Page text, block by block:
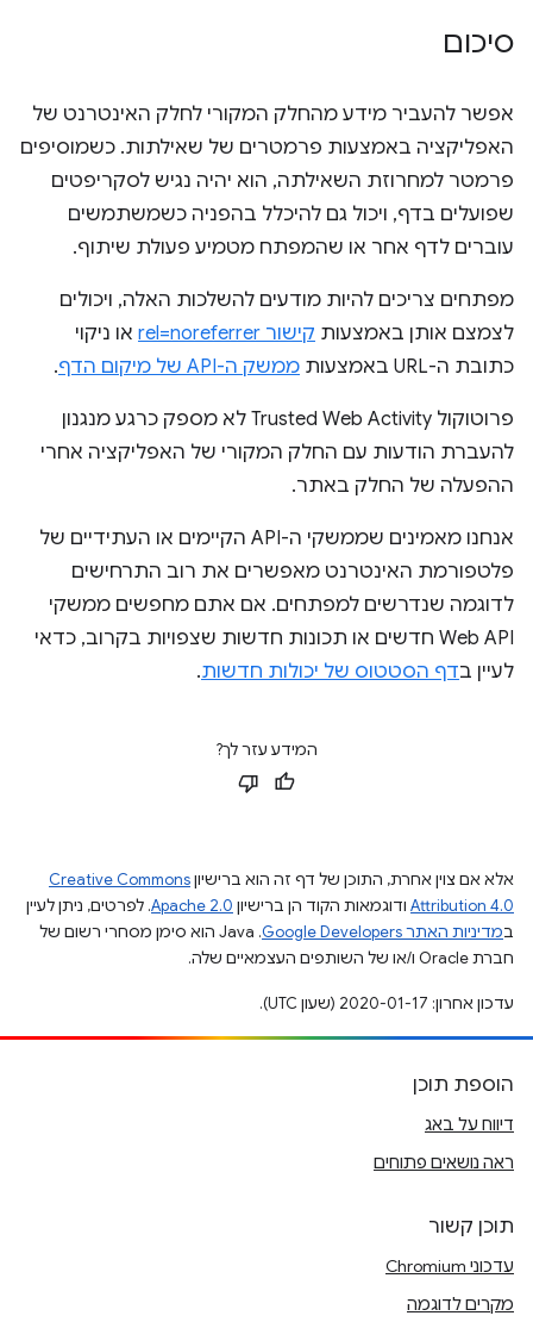
סיכום
אפשר להעביר מידע מהחלק המקורי לחלק האינטרנט של
האפליקציה באמצעות פרמטרים של שאילתות. כשמוסיפים
פרמטר למחרוזת השאילתה, הוא יהיה נגיש לסקריפטים
שפועלים בדף, ויכול גם להיכלל בהפניה כשמשתמשים
עוברים לדף אחר או שהמפתח מטמיע פעולת שיתוף.
מפתחים צריכים להיות מודעים להשלכות האלה, ויכולים
לצמצם אותן באמצעות קישור rel=noreferrer
או ניקוי
כתובת ה-URL באמצעות
ממשק ה-API של מיקום הדף .
פרוטוקול Trusted Web Activity לא מספק כרגע מנגנון
להעברת הודעות עם החלק המקורי של האפליקציה אחרי
ההפעלה של החלק באתר.
אנחנו מאמינים שממשקי ה-API הקיימים או העתידיים של
פלטפורמת האינטרנט מאפשרים את רוב התרחישים
לדוגמה שנדרשים למפתחים. אם אתם מחפשים ממשקי
Web API חדשים או תכונות חדשות שצפויות בקרוב, כדאי
לעיין בדף הסטטוס של יכולות חדשות.
המידע עזר לך?
אלא אם צוין אחרת, התוכן של דף זה הוא ברישיוןCreative Commons
Attribution 4.0 ודוגמאות הקוד הן ברישיון Apache 2.0. לפרטים, ניתן לעיין
במדיניות האתר Google Developers‏
.‏ Java הוא סימן מסחרי רשום של
חברת Oracle ו/או של השותפים העצמאיים שלה.
עדכון אחרון: 2020-01-17 (שעון UTC).
הוספת תוכן
דיווח על באג
ראה נושאים פתוחים
תוכן קשור
עדכוני Chromium
מקרים לדוגמה